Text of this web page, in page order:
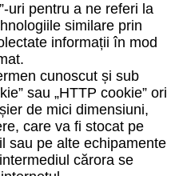
uri pentru a ne referi la
similare prin
informații în mod
cunoscut și sub
sau „HTTP cookie” ori
de mici dimensiuni,
care va fi stocat pe
sau pe alte echipamente
cărora se